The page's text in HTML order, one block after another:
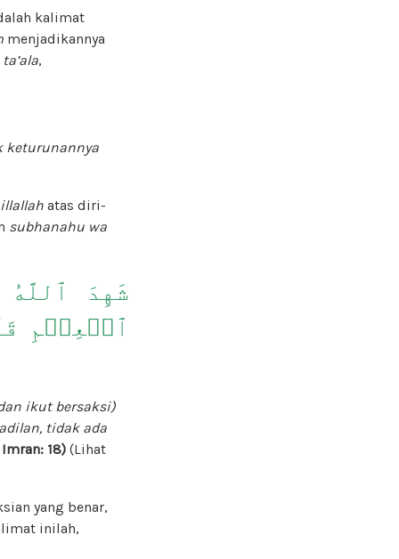
kalimat
menjadikannya
,
keturunannya
atas diri-
subhanahu wa
شَهِدَ
ٱلۡعِلۡمِ
ikut bersaksi)
tidak ada
18) (Lihat
yang benar,
inilah,